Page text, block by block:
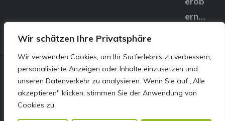
Wir schätzen Ihre Privatsphäre
Wir verwenden Cookies, um Ihr Surferlebnis zu verbessern,
personalisierte Anzeigen oder Inhalte einzusetzen und
unseren Datenverkehr zu analysieren. Wenn Sie auf „Alle
akzeptieren" klicken, stimmen Sie der Anwendung von
Cookies zu.
ern…
© E&S Motors GmbH,
Linzer Straße 83 4240
Freistadt